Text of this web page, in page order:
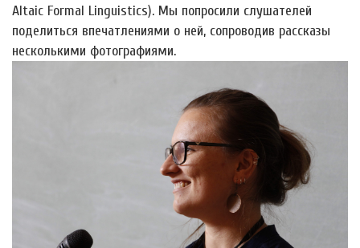
Altaic Formal Linguistics). Мы попросили слушателей
поделиться впечатлениями о ней, сопроводив рассказы
несколькими фотографиями.